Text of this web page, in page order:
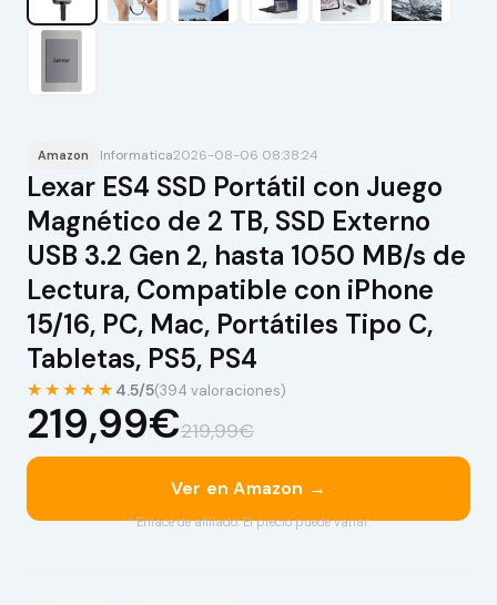
Amazon Informatica2026-08-06 08:38:24
Lexar ES4 SSD Portátil con Juego
Magnético de 2 TB, SSD Externo
USB 3.2 Gen 2, hasta 1050 MB/s de
Lectura, Compatible con iPhone
15/16, PC, Mac, Portátiles Tipo C,
Tabletas, PS5, PS4
★★★★★ 4.5/5(394 valoraciones)
219,99€219,99€
Ver en Amazon →
* Enlace de afiliado. El precio puede variar.